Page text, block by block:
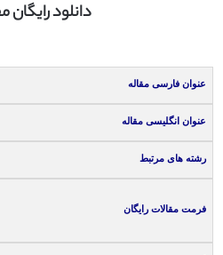
دانلود
عنوان فارسی مقاله
عنوان انگلیسی مقاله
رشته های مرتبط
فرمت مقالات رایگان